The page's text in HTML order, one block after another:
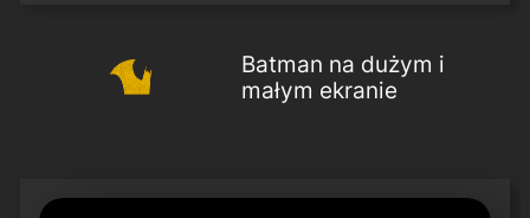
Batman na dużym i
małym ekranie